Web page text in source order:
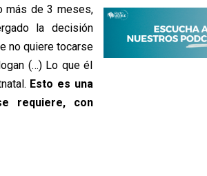
más de 3 meses,
la decisión
no quiere tocarse
(…) Lo que él
Esto es una
requiere, con